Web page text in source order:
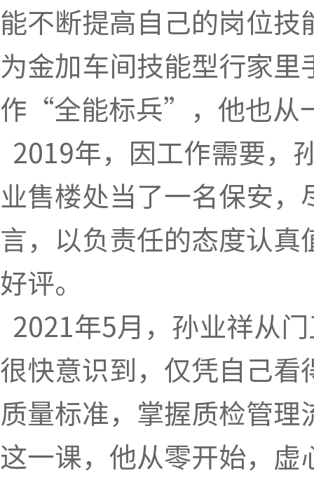
能不断提高自己的岗位
为金加车间技能型行家
作“全能标兵”，他也从
2019年，因工作需要，
业售楼处当了一名保安
言，以负责任的态度认真
好评。
2021年5月，孙业祥从
很快意识到，仅凭自己看
质量标准，掌握质检管
这一课，他从零开始，虚